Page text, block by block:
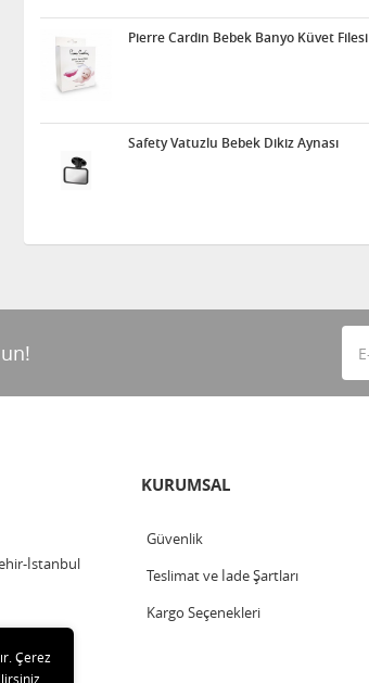
Pierre Cardin Bebek Banyo Küvet Filesi
Safety Vatuzlu Bebek Dikiz Aynası
İstanbul
KURUMSAL
Güvenlik
Teslimat ve İade Şartları
Kargo Seçenekleri
Çerez